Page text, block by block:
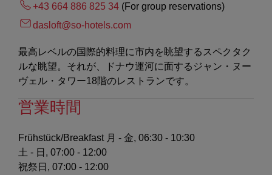
+43 664 886 825 34 (For group reservations)
dasloft@so-hotels.com
最高レベルの国際的料理に市内を眺望するスペクタク
ルな眺望。それが、ドナウ運河に面するジャン・ヌー
ヴェル・タワー18階のレストランです。
営業時間
Frühstück/Breakfast月 - 金, 06:30 - 10:30
土 - 日, 07:00 - 12:00
祝祭日, 07:00 - 12:00